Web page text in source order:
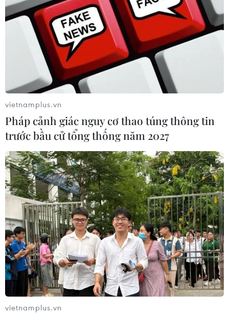
vietnamplus.vn
Pháp cảnh giác nguy cơ thao túng thông tin
trước bầu cử tổng thống năm 2027
vietnamplus.vn